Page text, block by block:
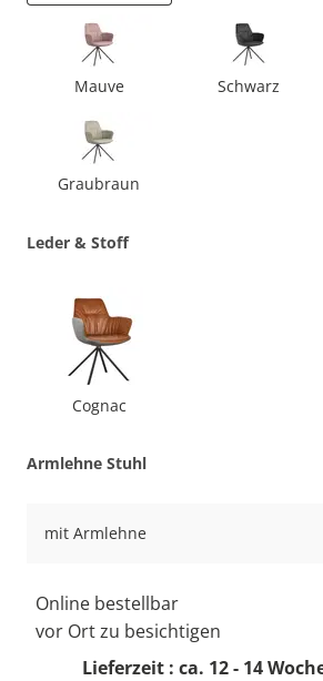
Mauve Schwarz
Graubraun
Leder & Stoff
Cognac
Armlehne Stuhl
mit Armlehne
Online bestellbar
vor Ort zu besichtigen
Lieferzeit : ca. 12 - 14